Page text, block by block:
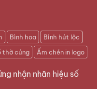
Bình hoa
Bình hút lộc
thờ cúng Ấm chén in logo
nhận nhãn hiệu số